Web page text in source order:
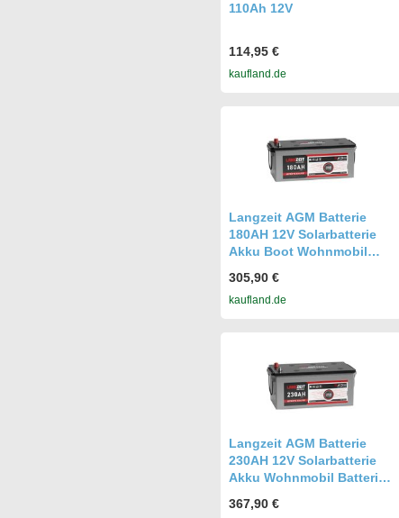
110Ah 12V
114,95 €
kaufland.de
Langzeit AGM Batterie
180AH 12V Solarbatterie
Akku Boot Wohnmobil
305,90 €
kaufland.de
Langzeit AGM Batterie
230AH 12V Solarbatterie
Akku Wohnmobil Batterie
367,90 €